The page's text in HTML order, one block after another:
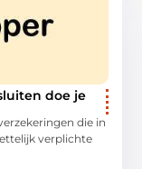
doe je
die in
verplichte